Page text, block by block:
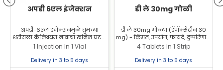
अपडी 6एल इंजेक्शन
अपडी-6एल इंजेक्शनमुळे तुमच्या
शरीराला कॅल्शियम नावाचा खनिज घटक
शोषून घेण्यास मदत होते, जो मजबूत हाडे
टिकवून ठेवण्यासाठी महत्त्वाचा आहे. आम्ही
व्हिटॅमिन D3 चे उत्पादक आहोत.
1 Injection In 1 Vial
Delivery in 3 to 5 days
डी ले 30mg गोळी
डी ले 30mg गोळ्या (डॅपॉक्सेटीन 30
mg) - किंमत, उपयोग, फायदे, दुष्परिणाम,
डोस. अकाली वीर्यस्खलनाच्या
उपचारासाठी आणि वीर्यस्खलनावर
नियंत्रण सुधारण्यासाठी वापरले जाते.
4 Tablets In 1 Strip
Delivery in 3 to 5 days